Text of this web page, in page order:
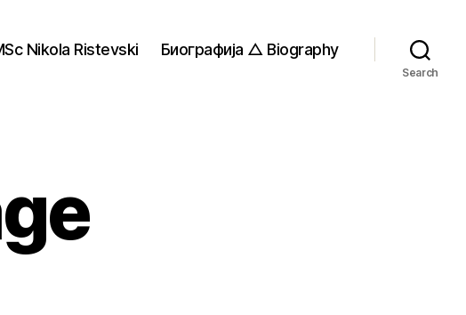
Nikola Ristevski Биографија △ Biography
Search